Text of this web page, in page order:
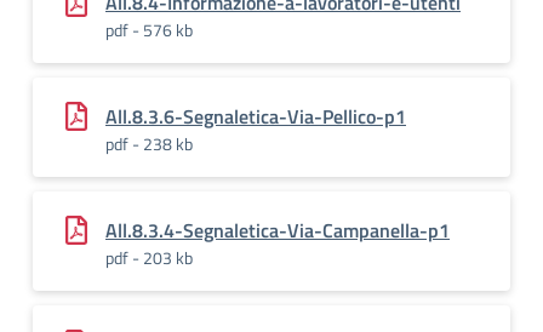
pdf - 576 kb
All.8.3.6-Segnaletica-Via-Pellico-p1
pdf - 238 kb
All.8.3.4-Segnaletica-Via-Campanella-p1
pdf - 203 kb